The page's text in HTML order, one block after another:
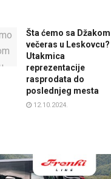
Šta ćemo sa Džakom
večeras u Leskovcu?
Utakmica
reprezentacije
rasprodata do
poslednjeg mesta
12.10.2024.